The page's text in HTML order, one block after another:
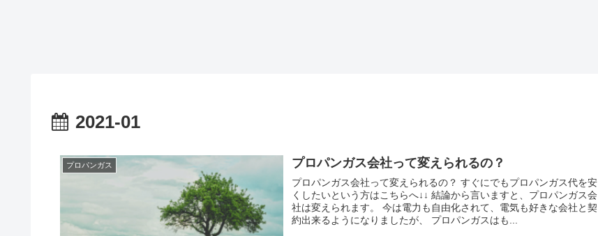
2021-01
プロパンガス プロパンガス会社って変えられるの？
プロパンガス会社って変えられるの？ すぐにでもプロパンガス代を安
くしたいという方はこちらへ↓↓ 結論から言いますと、プロパンガス会
社は変えられます。 今は電力も自由化されて、電気も好きな会社と契
約出来るようになりましたが、 プロパンガスはも...